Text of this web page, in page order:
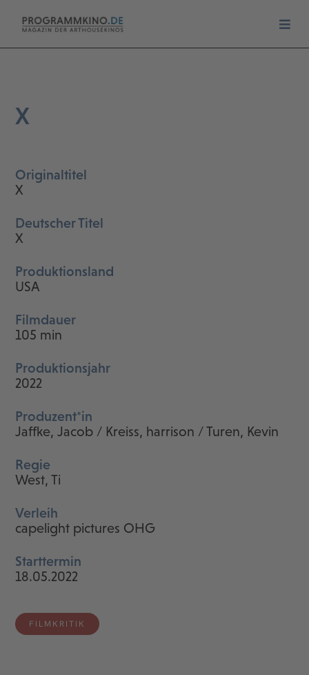
X
Originaltitel
X
Deutscher Titel
X
Produktionsland
USA
Filmdauer
105 min
Produktionsjahr
2022
Produzent*in
Jaffke, Jacob / Kreiss, harrison / Turen, Kevin
Regie
West, Ti
Verleih
capelight pictures OHG
Starttermin
18.05.2022
FILMKRITIK